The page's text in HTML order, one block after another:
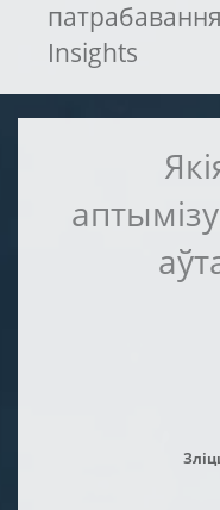
Insights